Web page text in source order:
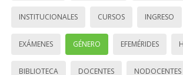
INSTITUCIONALES CURSOS INGRESO
EXÁMENES GÉNERO EFEMÉRIDES
BIBLIOTECA DOCENTES NODOCENTES